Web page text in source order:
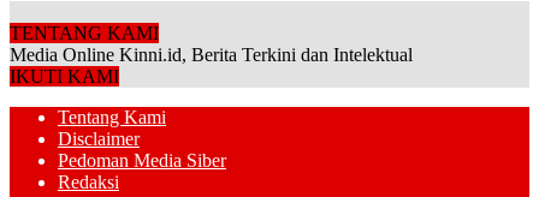
TENTANG KAMI
Media Online Kinni.id, Berita Terkini dan Intelektual
IKUTI KAMI
Tentang Kami
Disclaimer
Pedoman Media Siber
Redaksi